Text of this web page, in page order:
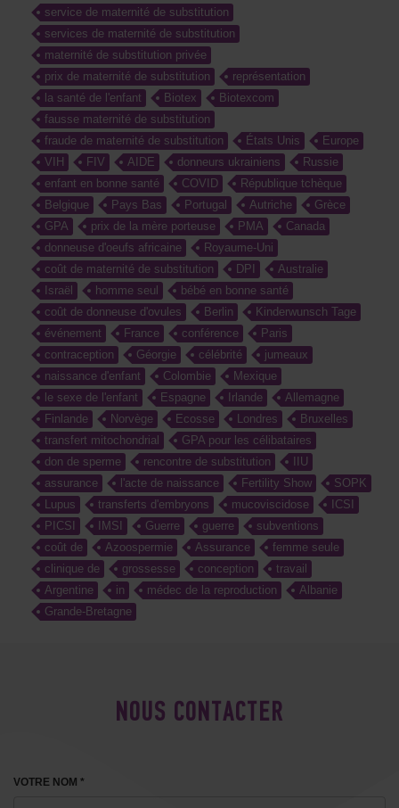
service de maternité de substitution
services de maternité de substitution
maternité de substitution privée
prix de maternité de substitution
représentation
la santé de l'enfant
Biotex
Biotexcom
fausse maternité de substitution
fraude de maternité de substitution
États Unis
Europe
VIH
FIV AIDE donneurs ukrainiens
Russie
enfant en bonne santé
COVID
République tchèque
Belgique
Pays Bas Portugal Autriche
Grèce
GPA
prix de la mère porteuse PMA
Canada
donneuse d'oeufs africaine
Royaume-Uni
coût de maternité de substitution
DPI
Australie
Israël
homme seul
bébé en bonne santé
coût de donneuse d'ovules
Berlin
Kinderwunsch Tage
événement
France conférence
Paris
contraception
Géorgie célébrité
jumeaux
naissance d'enfant
Colombie
Mexique
le sexe de l'enfant
Espagne Irlande
Allemagne
Finlande
Norvège Ecosse Londres
Bruxelles
transfert mitochondrial
GPA pour les célibataires
don de sperme
rencontre de substitution
IIU
assurance
l'acte de naissance Fertility Show
SOPK
Lupus
transferts d'embryons mucoviscidose
ICSI
PICSI
IMSI Guerre guerre
subventions
coût de
Azoospermie Assurance
femme seule
clinique de
grossesse conception
travail
Argentine
in médec de la reproduction
Albanie
Grande-Bretagne
NOUS CONTACTER
VOTRE NOM *